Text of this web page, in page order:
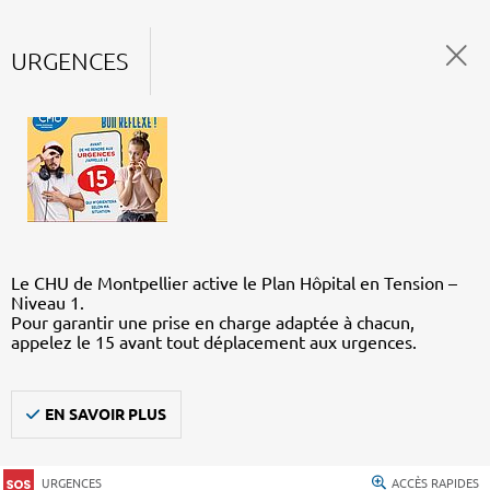
URGENCES
Le CHU de Montpellier active le Plan Hôpital en Tension –
Niveau 1.
Pour garantir une prise en charge adaptée à chacun,
appelez le 15 avant tout déplacement aux urgences.
EN SAVOIR PLUS
URGENCES ACCÈS RAPIDES